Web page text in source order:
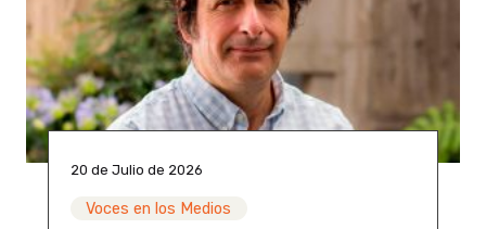
20 de Julio de 2026
Voces en los Medios